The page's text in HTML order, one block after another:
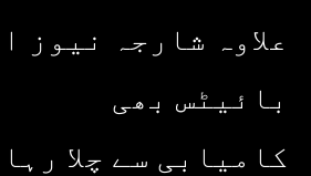
علاوہ شارجہ نیوز
بائیٹس بھی
کامیابی سے چلا